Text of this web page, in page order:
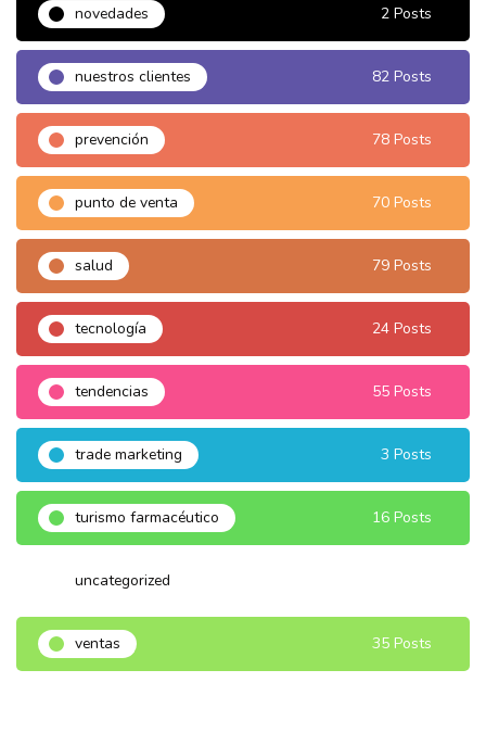
novedades 2 Posts
nuestros clientes 82 Posts
prevención 78 Posts
punto de venta 70 Posts
salud 79 Posts
tecnología 24 Posts
tendencias 55 Posts
trade marketing 3 Posts
turismo farmacéutico 16 Posts
uncategorized
ventas 35 Posts